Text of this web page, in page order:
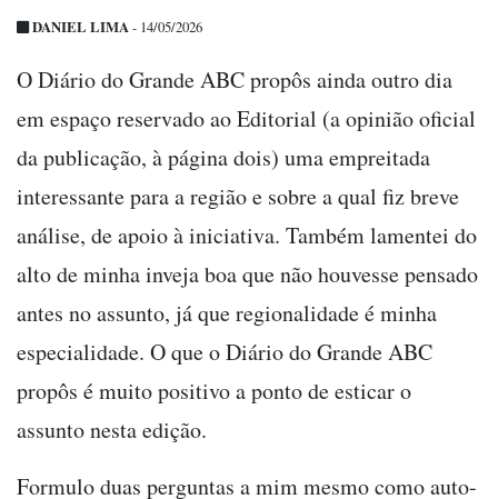
DANIEL LIMA- 14/05/2026
O Diário do Grande ABC propôs ainda outro dia
em espaço reservado ao Editorial (a opinião oficial
da publicação, à página dois) uma empreitada
interessante para a região e sobre a qual fiz breve
análise, de apoio à iniciativa. Também lamentei do
alto de minha inveja boa que não houvesse pensado
antes no assunto, já que regionalidade é minha
especialidade. O que o Diário do Grande ABC
propôs é muito positivo a ponto de esticar o
assunto nesta edição.
Formulo duas perguntas a mim mesmo como auto-